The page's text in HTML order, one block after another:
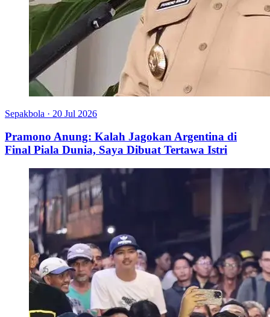
Sepakbola · 20 Jul 2026
Pramono Anung: Kalah Jagokan Argentina di
Final Piala Dunia, Saya Dibuat Tertawa Istri